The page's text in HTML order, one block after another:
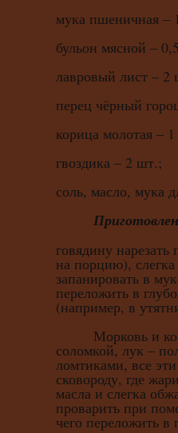
мука пшеничная –
бульон мясной –
лавровый лист – 2
перец чёрный
корица молотая –
гвоздика – 2 шт.;
соль, масло, мука
говядину
на порцию),
запанировать в
переложить в
(например, в
Морковь и
соломкой, лук –
ломтиками, все
сковороду, где
масла и слегка
проварить при
чего переложить в